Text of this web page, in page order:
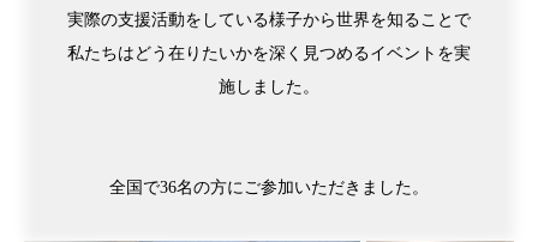
実際の支援活動をしている様子から世界を知ることで
私たちはどう在りたいかを深く見つめるイベントを実
施しました。
全国で36名の方にご参加いただきました。